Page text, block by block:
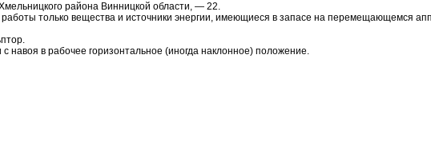
района Винницкой области, — 22.
только вещества и источники энергии, имеющиеся в запасе на перемещающемся
навоя в рабочее горизонтальное (иногда наклонное) положение.